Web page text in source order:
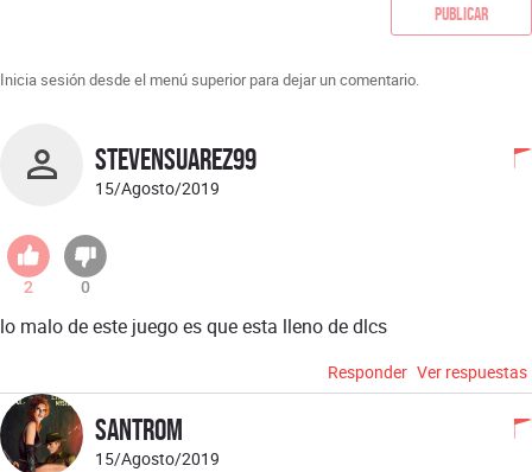
Publicar
Inicia sesión desde el menú superior para dejar un comentario.
stevensuarez99
15/Agosto/2019
2 0
lo malo de este juego es que esta lleno de dlcs
Responder Ver respuestas
santrom
15/Agosto/2019